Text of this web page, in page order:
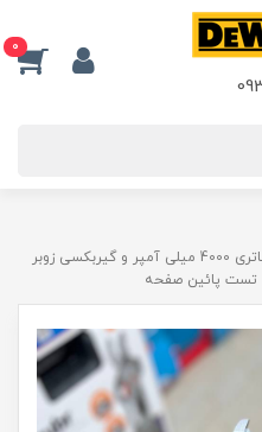
0
قیچی شارژی زوبر با حسگر انگشت و باتری 4000 میلی آمپر و گیربکسی زوبر